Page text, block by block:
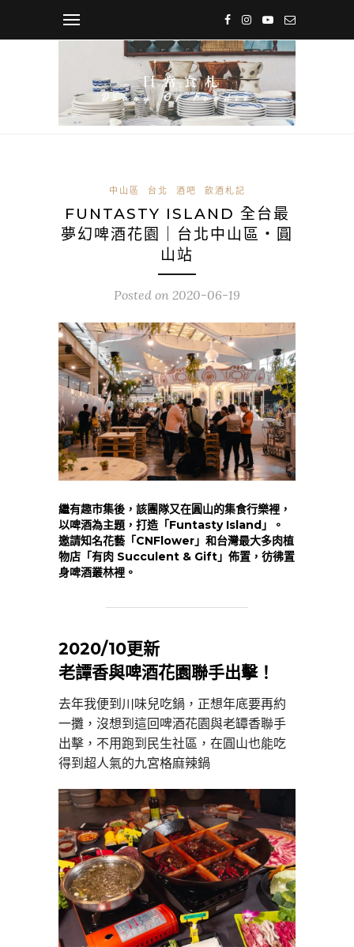
中山區 台北 酒吧 飲酒札記
FUNTASTY ISLAND 全台最
夢幻啤酒花園｜台北中山區・圓
山站
Posted on 2020-06-19
繼有趣市集後，該團隊又在圓山的集食行樂裡，
以啤酒為主題，打造「Funtasty Island」。
邀請知名花藝「CNFlower」和台灣最大多肉植
物店「有肉 Succulent & Gift」佈置，彷彿置
身啤酒叢林裡。
2020/10更新
老譚香與啤酒花園聯手出擊！
去年我便到川味兒吃鍋，正想年底要再約
一攤，沒想到這回啤酒花園與老罈香聯手
出擊，不用跑到民生社區，在圓山也能吃
得到超人氣的九宮格麻辣鍋